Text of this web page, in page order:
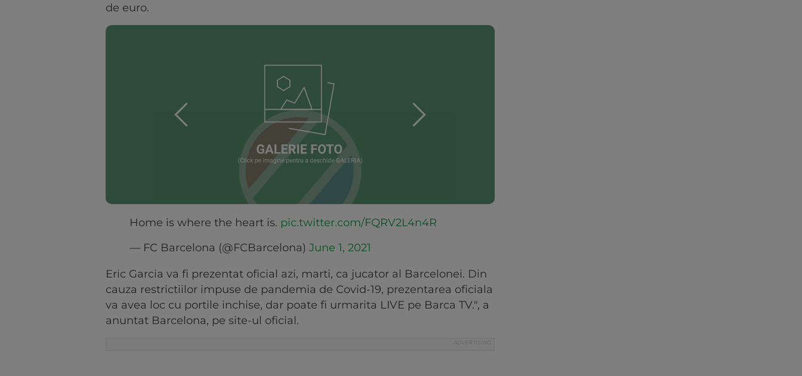
de euro.
Home is where the heart is. pic.twitter.com/FQRV2L4n4R
— FC Barcelona (@FCBarcelona) June 1, 2021
Eric Garcia va fi prezentat oficial azi, marti, ca jucator al Barcelonei. Din
cauza restrictiilor impuse de pandemia de Covid-19, prezentarea oficiala
va avea loc cu portile inchise, dar poate fi urmarita LIVE pe Barca TV.", a
anuntat Barcelona, pe site-ul oficial.